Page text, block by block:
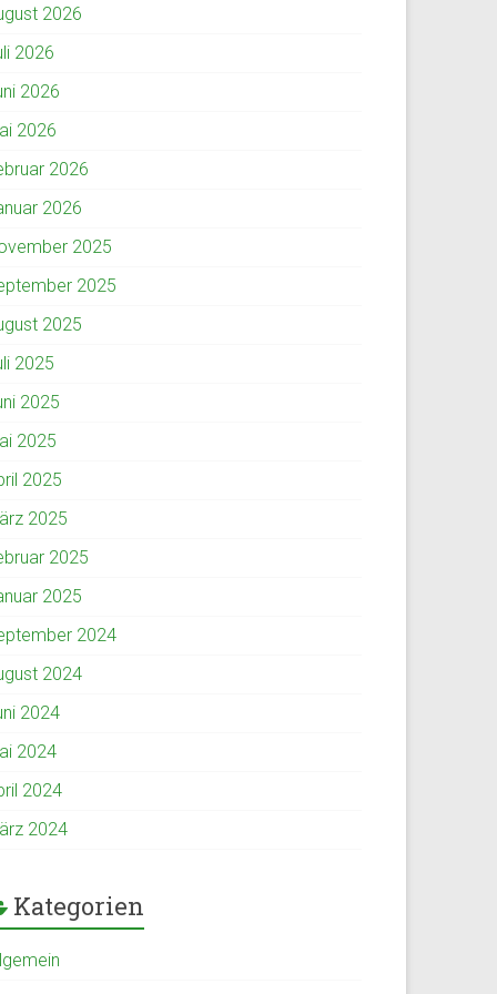
2026
2026
2026
2026
2026
2026
2025
2025
2025
2025
2025
2025
2025
2025
2025
2025
2024
2024
2024
2024
2024
2024
Kategorien